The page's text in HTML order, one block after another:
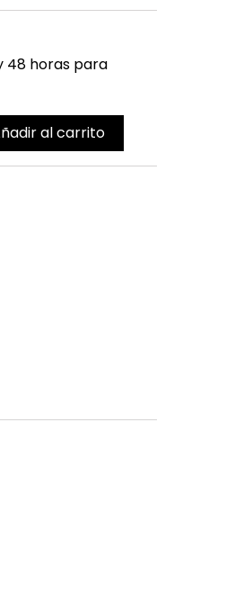
48 horas para
al carrito